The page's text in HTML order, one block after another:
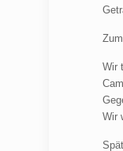
Wir
Wir